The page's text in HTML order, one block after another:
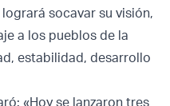
socavar su visión,
a los pueblos de la
estabilidad, desarrollo
«Hoy se lanzaron tres